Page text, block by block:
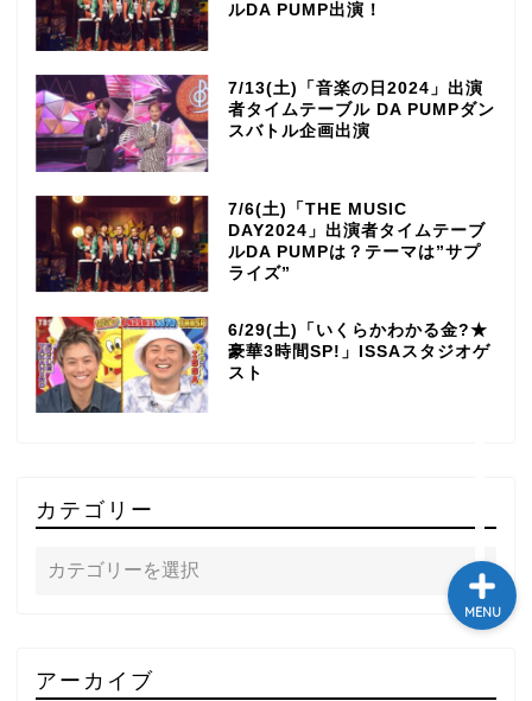
ルDA PUMP出演！
7/13(土)「音楽の日2024」出演
者タイムテーブル DA PUMPダン
スバトル企画出演
7/6(土)「THE MUSIC
DAY2024」出演者タイムテーブ
ルDA PUMPは？テーマは”サプ
ライズ”
6/29(土)「いくらかわかる金?★
豪華3時間SP!」ISSAスタジオゲ
スト
カテゴリー
アーカイブ
MENU
テレビ
メゾン・ド・ミュージック
～DA PUMP YORIの晴れ